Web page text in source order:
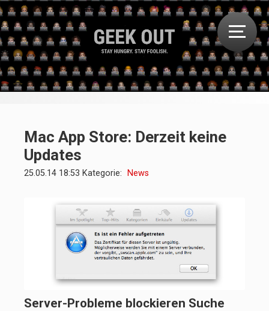
Mac App Store: Derzeit keine
Updates
25.05.14 18:53 Kategorie: News
Server-Probleme blockieren Suche